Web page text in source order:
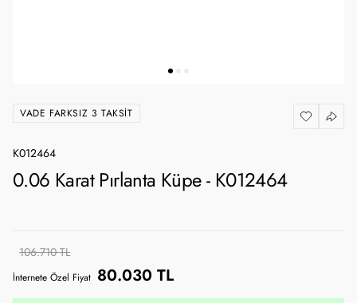
VADE FARKSIZ 3 TAKSIT
K012464
0.06 Karat Pırlanta Küpe - K012464
106.710 TL
İnternete Özel Fiyat 80.030 TL